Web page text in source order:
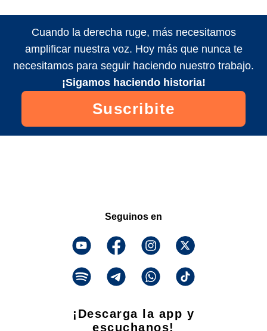
Cuando la derecha ruge, más necesitamos
amplificar nuestra voz. Hoy más que nunca te
necesitamos para seguir haciendo nuestro trabajo.
¡Sigamos haciendo historia!
Suscribite
Seguinos en
¡Descarga la app y
escuchanos!